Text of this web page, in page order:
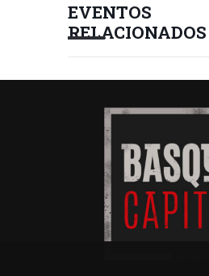
EVENTOS
RELACIONADOS